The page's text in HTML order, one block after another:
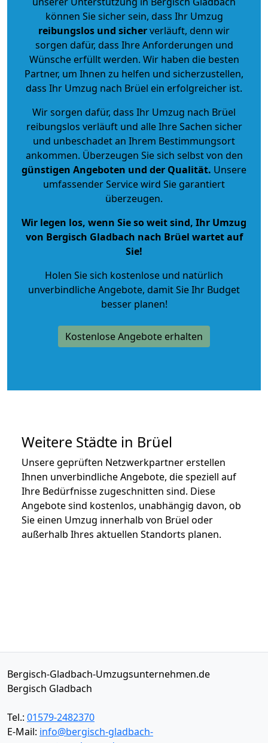
können Sie sicher sein, dass Ihr Umzug
reibungslos und sicherverläuft, denn wir
sorgen dafür, dass Ihre Anforderungen und
Wünsche erfüllt werden. Wir haben die besten
Partner, um Ihnen zu helfen und sicherzustellen,
dass Ihr Umzug nach Brüel ein erfolgreicher ist.
Wir sorgen dafür, dass Ihr Umzug nach Brüel
reibungslos verläuft und alle Ihre Sachen sicher
und unbeschadet an Ihrem Bestimmungsort
ankommen. Überzeugen Sie sich selbst von den
günstigen Angeboten und der Qualität. Unsere
umfassender Service wird Sie garantiert
überzeugen.
Wir legen los, wenn Sie so weit sind, Ihr Umzug
von Bergisch Gladbach nach Brüel wartet auf
Sie!
Holen Sie sich kostenlose und natürlich
unverbindliche Angebote, damit Sie Ihr Budget
besser planen!
Kostenlose Angebote erhalten
Weitere Städte in Brüel
Unsere geprüften Netzwerkpartner erstellen
Ihnen unverbindliche Angebote, die speziell auf
Ihre Bedürfnisse zugeschnitten sind. Diese
Angebote sind kostenlos, unabhängig davon, ob
Sie einen Umzug innerhalb von Brüel oder
außerhalb Ihres aktuellen Standorts planen.
Bergisch-Gladbach-Umzugsunternehmen.de
Bergisch Gladbach
Tel.: 01579-2482370
E-Mail: info@bergisch-gladbach-